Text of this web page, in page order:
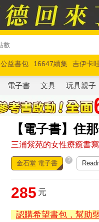
公益書包 16647續集 吉伊卡
玩具總動員5 超慢跑
電子書 文具 玩具親子
【電子書】住
三浦紫苑的女性療癒書
金石堂 電子書 ?
285 元
認購希望書包，幫助